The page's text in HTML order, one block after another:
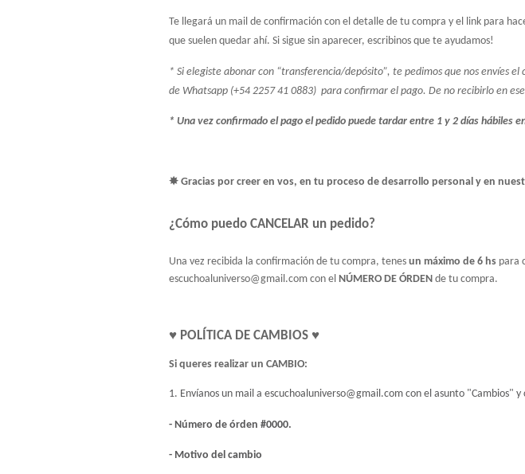
Te llegará un mail de confirmación con el detalle de tu compra y el link para
que suelen quedar ahí. Si sigue sin aparecer, escribinos que te ayudamos!
* Si elegiste abonar con “transferencia/depósito”, te pedimos que nos envíes
de Whatsapp (+54 2257 41 0883)  para confirmar el pago. De no recibirlo en
* Una vez confirmado el pago el pedido puede tardar entre 1 y 2 días hábiles
✸ Gracias por creer en vos, en tu proceso de desarrollo personal y en
¿Cómo puedo CANCELAR un pedido?
Una vez recibida la confirmación de tu compra, tenes un máximo de 6 hs
escuchoaluniverso@gmail.com con el NÚMERO DE ÓRDEN de tu compra.
♥ POLÍTICA DE CAMBIOS ♥
Si queres realizar un CAMBIO:
1. Envíanos un mail a escuchoaluniverso@gmail.com con el asunto "Cambios" y
- Número de órden #0000.
- Motivo del cambio